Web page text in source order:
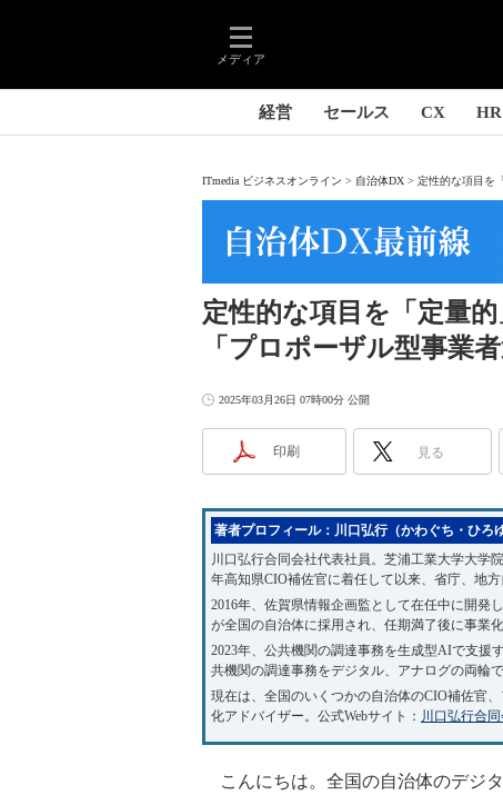
メディア
経営 セールス CX HR
ITmedia ビジネスオンライン 自治体DX 定性的な項目を
定性的な項目を「定量
「プロポーザル型事業
2025年03月26日 07時00分 公開
印刷 見る
著者プロフィール：川口弘行（かわぐち・ひろゆ
川口弘行合同会社代表社員。芝浦工業大学大学
年高知県CIO補佐官に着任して以来、省庁、地方
2016年、佐賀県情報企画監として在任中に開発
が全国の自治体に採用され、任期満了後に事業
2023年、公共機関の調達事務を生成型AIで支援
共機関の調達事務をデジタル、アナログの両輪
現在は、全国のいくつかの自治体のCIO補佐官
化アドバイザー。公式Webサイト： 川口弘行合
こんにちは。全国の自治体のデジ